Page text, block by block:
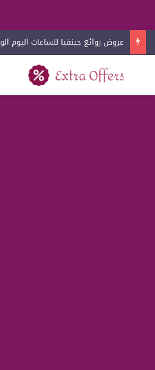
عروض لادون للساعات اليوم الوطني 2026
بحث عن